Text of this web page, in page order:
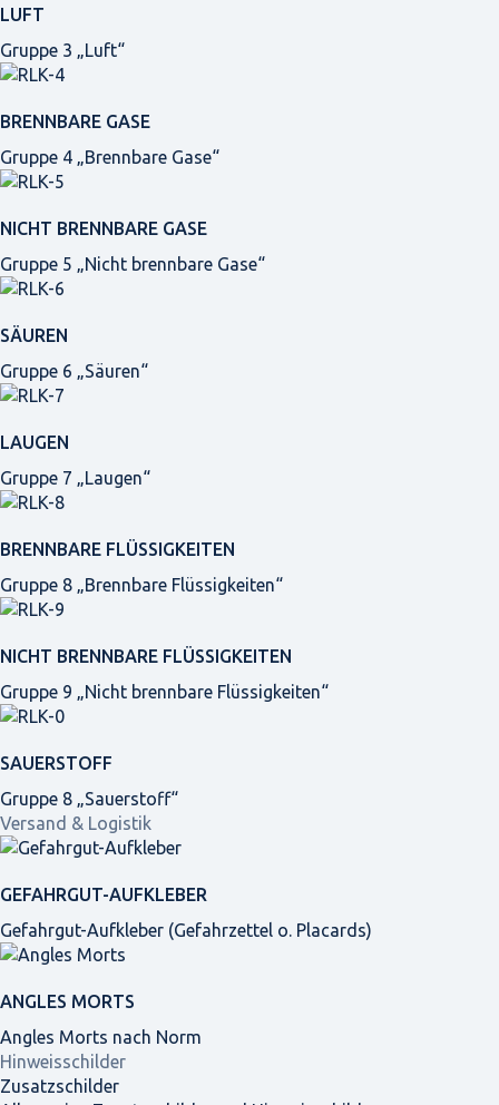
LUFT
Gruppe 3 „Luft“
BRENNBARE GASE
Gruppe 4 „Brennbare Gase“
NICHT BRENNBARE GASE
Gruppe 5 „Nicht brennbare Gase“
SÄUREN
Gruppe 6 „Säuren“
LAUGEN
Gruppe 7 „Laugen“
BRENNBARE FLÜSSIGKEITEN
Gruppe 8 „Brennbare Flüssigkeiten“
NICHT BRENNBARE FLÜSSIGKEITEN
Gruppe 9 „Nicht brennbare Flüssigkeiten“
SAUERSTOFF
Gruppe 8 „Sauerstoff“
Versand & Logistik
GEFAHRGUT-AUFKLEBER
Gefahrgut-Aufkleber (Gefahrzettel o. Placards)
ANGLES MORTS
Angles Morts nach Norm
Hinweisschilder
Zusatzschilder